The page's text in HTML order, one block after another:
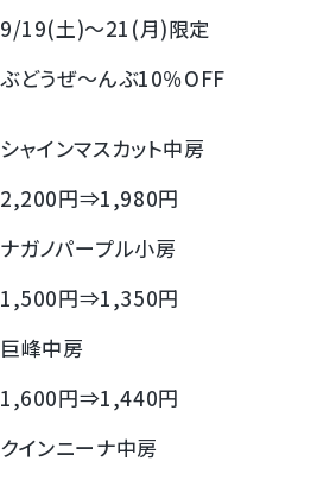
マスクメロンと季節のフルーツ詰合せ
お試しフルーツ
9/19(土)～21(月)限定
ぶどうぜ～んぶ10％OFF
シャインマスカット中房
2,200円⇒1,980円
ナガノパープル小房
1,500円⇒1,350円
巨峰中房
1,600円⇒1,440円
クインニーナ中房